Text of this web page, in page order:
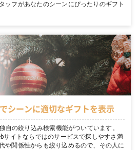
ッフがあなたのシーンにぴったりのギフト
シーンに適切なギフトを表示
自の絞り込み検索機能がついています。
サイトならではのサービスで探しやすさ満
や関係性からも絞り込めるので、その人に